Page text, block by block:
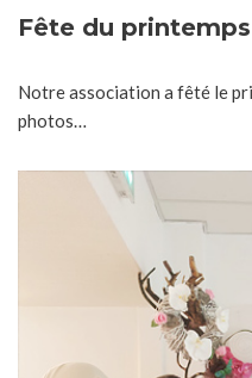
Fête du
Notre association a fêté le
photos…